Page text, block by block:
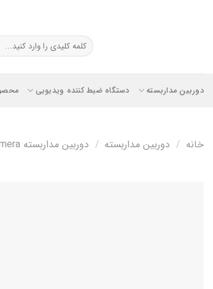
جستجو
برای:
دوربین مداربسته دستگاه ضبط کننده ویدیویی
خانه / دوربین مداربسته / دوربین مداربسته IP camera